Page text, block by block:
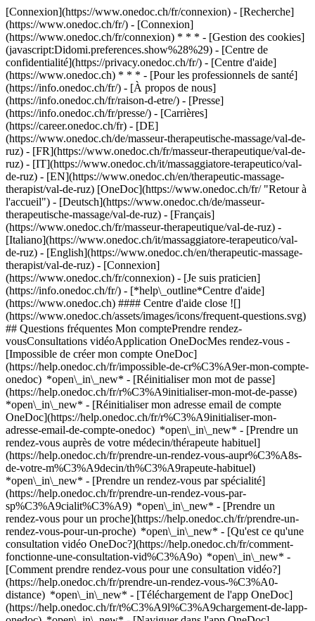
[Connexion](https://www.onedoc.ch/fr/connexion) - [Recherche]
(https://www.onedoc.ch/fr/) - [Connexion]
(https://www.onedoc.ch/fr/connexion) * * * - [Gestion des cookies]
(javascript:Didomi.preferences.show%28%29) - [Centre de
confidentialité](https://privacy.onedoc.ch/fr/) - [Centre d'aide]
(https://www.onedoc.ch) * * * - [Pour les professionnels de santé]
(https://info.onedoc.ch/fr/) - [À propos de nous]
(https://info.onedoc.ch/fr/raison-d-etre/) - [Presse]
(https://info.onedoc.ch/fr/presse/) - [Carrières]
(https://career.onedoc.ch/fr) - [DE]
(https://www.onedoc.ch/de/masseur-therapeutische-massage/val-de-
ruz) - [FR](https://www.onedoc.ch/fr/masseur-therapeutique/val-de-
ruz) - [IT](https://www.onedoc.ch/it/massaggiatore-terapeutico/val-
de-ruz) - [EN](https://www.onedoc.ch/en/therapeutic-massage-
therapist/val-de-ruz) [OneDoc](https://www.onedoc.ch/fr/ "Retour à
l'accueil") - [Deutsch](https://www.onedoc.ch/de/masseur-
therapeutische-massage/val-de-ruz) - [Français]
(https://www.onedoc.ch/fr/masseur-therapeutique/val-de-ruz) -
[Italiano](https://www.onedoc.ch/it/massaggiatore-terapeutico/val-
de-ruz) - [English](https://www.onedoc.ch/en/therapeutic-massage-
therapist/val-de-ruz) - [Connexion]
(https://www.onedoc.ch/fr/connexion) - [Je suis praticien]
(https://info.onedoc.ch/fr/) - [*help\_outline*Centre d'aide]
(https://www.onedoc.ch) #### Centre d'aide close ![]
(https://www.onedoc.ch/assets/images/icons/frequent-questions.svg)
## Questions fréquentes Mon comptePrendre rendez-
vousConsultations vidéoApplication OneDocMes rendez-vous -
[Impossible de créer mon compte OneDoc]
(https://help.onedoc.ch/fr/impossible-de-cr%C3%A9er-mon-compte-
onedoc) *open\_in\_new* - [Réinitialiser mon mot de passe]
(https://help.onedoc.ch/fr/r%C3%A9initialiser-mon-mot-de-passe)
*open\_in\_new* - [Réinitialiser mon adresse email de compte
OneDoc](https://help.onedoc.ch/fr/r%C3%A9initialiser-mon-
adresse-email-de-compte-onedoc) *open\_in\_new* - [Prendre un
rendez-vous auprès de votre médecin/thérapeute habituel]
(https://help.onedoc.ch/fr/prendre-un-rendez-vous-aupr%C3%A8s-
de-votre-m%C3%A9decin/th%C3%A9rapeute-habituel)
*open\_in\_new* - [Prendre un rendez-vous par spécialité]
(https://help.onedoc.ch/fr/prendre-un-rendez-vous-par-
sp%C3%A9cialit%C3%A9) *open\_in\_new* - [Prendre un
rendez-vous pour un proche](https://help.onedoc.ch/fr/prendre-un-
rendez-vous-pour-un-proche) *open\_in\_new* - [Qu'est ce qu'une
consultation vidéo OneDoc?](https://help.onedoc.ch/fr/comment-
fonctionne-une-consultation-vid%C3%A9o) *open\_in\_new* -
[Comment prendre rendez-vous pour une consultation vidéo?]
(https://help.onedoc.ch/fr/prendre-un-rendez-vous-%C3%A0-
distance) *open\_in\_new* - [Téléchargement de l'app OneDoc]
(https://help.onedoc.ch/fr/t%C3%A9l%C3%A9chargement-de-lapp-